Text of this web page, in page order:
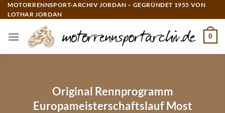
Zum
Inhalt
MOTORRENNSPORT-ARCHIV JORDAN – GEGRÜNDET 1955 VON
LOTHAR JORDAN
0
Original Rennprogramm
Europameisterschaftslauf Most